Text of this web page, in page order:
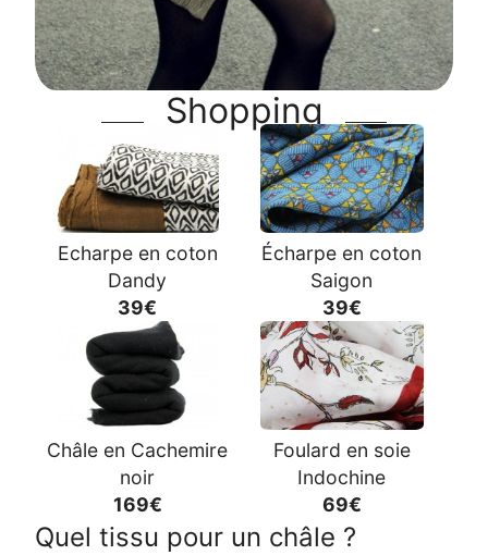
Shopping
Echarpe en coton
Dandy
39€
Écharpe en coton
Saigon
39€
Châle en Cachemire
noir
169€
Foulard en soie
Indochine
69€
Quel tissu pour un châle ?